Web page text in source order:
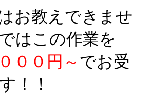
お教えできませ
はこの作業を
００円～でお受
！！